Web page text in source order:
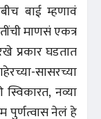
बाई म्हणावं
माणसं एकत्र
प्रकार घडतात
सासरच्या
नव्या
पुर्णत्वास नेलं हे